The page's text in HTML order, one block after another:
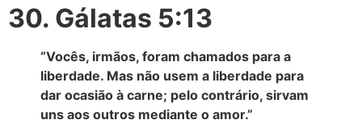
30. Gálatas 5:13
“Vocês, irmãos, foram chamados para a
liberdade. Mas não usem a liberdade para
dar ocasião à carne; pelo contrário, sirvam
uns aos outros mediante o amor.”